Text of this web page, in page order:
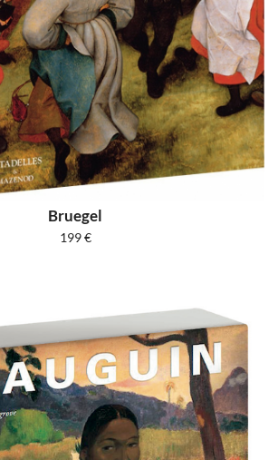
Bruegel
199€